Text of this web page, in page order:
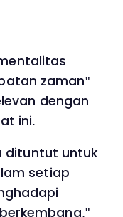
zaman"
dengan
ini.
dituntut untuk
setiap